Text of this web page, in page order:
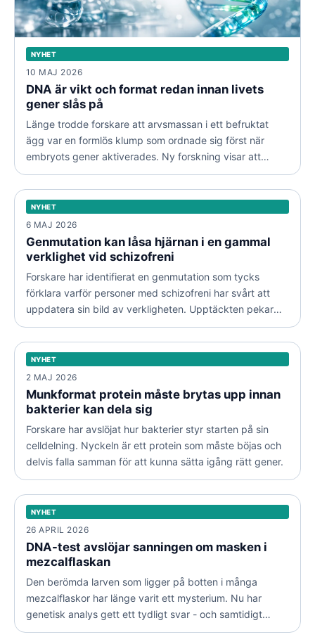
NYHET
10 MAJ 2026
DNA är vikt och format redan innan livets
gener slås på
Länge trodde forskare att arvsmassan i ett befruktat
ägg var en formlös klump som ordnade sig först när
embryots gener aktiverades. Ny forskning visar att
verkligheten är den motsatta: DNA:t är noggrant
uppbyggt i tre dimensioner långt innan det avgörande
startögonblicket.
NYHET
Genmutation kan låsa hjärnan i en gammal verklighet vid
schizofreni
NYHET
6 MAJ 2026
Genmutation kan låsa hjärnan i en gammal
verklighet vid schizofreni
Forskare har identifierat en genmutation som tycks
förklara varför personer med schizofreni har svårt att
uppdatera sin bild av verkligheten. Upptäckten pekar
mot en specifik nervbana i hjärnan och väcker hopp om
nya behandlingar.
NYHET
Munkformat protein måste brytas upp innan bakterier
kan dela sig
NYHET
2 MAJ 2026
Munkformat protein måste brytas upp innan
bakterier kan dela sig
Forskare har avslöjat hur bakterier styr starten på sin
celldelning. Nyckeln är ett protein som måste böjas och
delvis falla samman för att kunna sätta igång rätt gener.
NYHET
DNA-test avslöjar sanningen om masken i
mezcalflaskan
NYHET
26 APRIL 2026
DNA-test avslöjar sanningen om masken i
mezcalflaskan
Den berömda larven som ligger på botten i många
mezcalflaskor har länge varit ett mysterium. Nu har
genetisk analys gett ett tydligt svar - och samtidigt
väckt frågor om hållbarhet.
Gemensamma gener kan bli nyckeln till att människan
återbildar förlorade kroppsdelar